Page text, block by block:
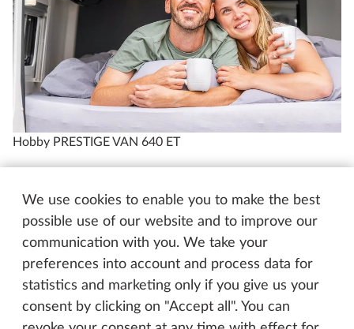
We use cookies to enable you to make the best
possible use of our website and to improve our
communication with you. We take your
preferences into account and process data for
statistics and marketing only if you give us your
consent by clicking on "Accept all". You can
Hobby PRESTIGE VAN 640 ET
Cuisine
Cuisine en plein air
De larges tiroirs, une combinaison réchaud-évier